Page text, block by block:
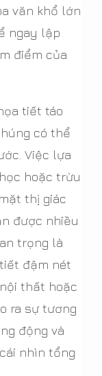
văn khổ lớn
ngay lập
điểm của
tiết táo
có thể
Việc lựa
hoặc trừu
thị giác
được nhiều
trọng là
đậm nét
thất hoặc
ra sự tương
động và
nhìn tổng